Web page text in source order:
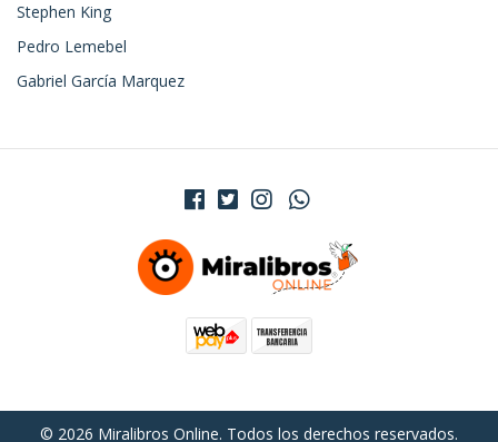
Stephen King
Pedro Lemebel
Gabriel García Marquez
© 2026 Miralibros Online. Todos los derechos reservados.